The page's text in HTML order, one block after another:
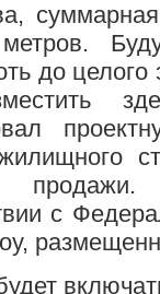
до целого
с